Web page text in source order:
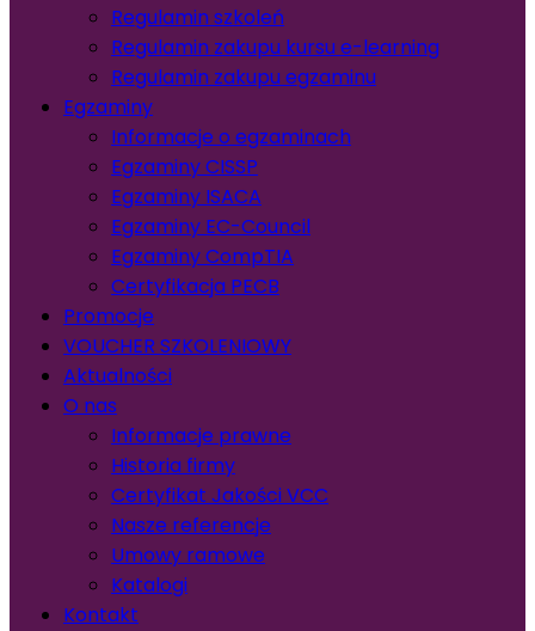
Regulamin szkoleń
Regulamin zakupu kursu e-learning
Regulamin zakupu egzaminu
Egzaminy
Informacje o egzaminach
Egzaminy CISSP
Egzaminy ISACA
Egzaminy EC-Council
Egzaminy CompTIA
Certyfikacja PECB
Promocje
VOUCHER SZKOLENIOWY
Aktualności
O nas
Informacje prawne
Historia firmy
Certyfikat Jakości VCC
Nasze referencje
Umowy ramowe
Katalogi
Kontakt